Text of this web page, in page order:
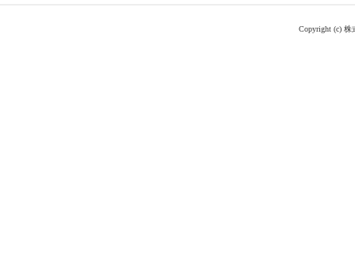
Copyright (c)